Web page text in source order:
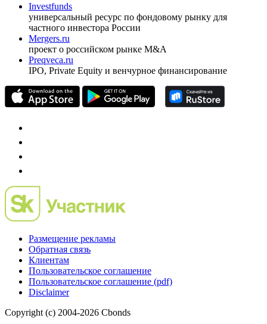
Investfunds
универсальный ресурс по фондовому рынку для
частного инвестора России
Mergers.ru
проект о российском рынке M&A
Preqveca.ru
IPO, Private Equity и венчурное финансирование
Размещение рекламы
Обратная связь
Клиентам
Пользовательское соглашение
Пользовательское соглашение (pdf)
Disclaimer
Copyright (c) 2004-2026 Cbonds